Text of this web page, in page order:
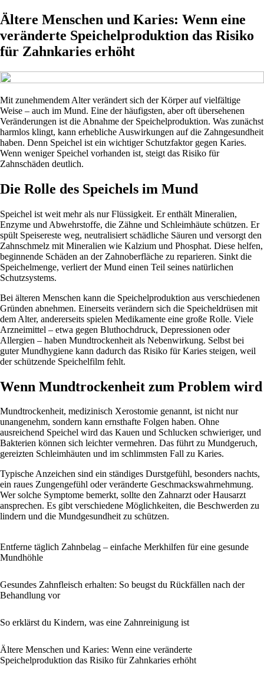
Ältere Menschen und Karies: Wenn eine
veränderte Speichelproduktion das Risiko
für Zahnkaries erhöht
Mit zunehmendem Alter verändert sich der Körper auf vielfältige
Weise – auch im Mund. Eine der häufigsten, aber oft übersehenen
Veränderungen ist die Abnahme der Speichelproduktion. Was zunächst
harmlos klingt, kann erhebliche Auswirkungen auf die Zahngesundheit
haben. Denn Speichel ist ein wichtiger Schutzfaktor gegen Karies.
Wenn weniger Speichel vorhanden ist, steigt das Risiko für
Zahnschäden deutlich.
Die Rolle des Speichels im Mund
Speichel ist weit mehr als nur Flüssigkeit. Er enthält Mineralien,
Enzyme und Abwehrstoffe, die Zähne und Schleimhäute schützen. Er
spült Speisereste weg, neutralisiert schädliche Säuren und versorgt den
Zahnschmelz mit Mineralien wie Kalzium und Phosphat. Diese helfen,
beginnende Schäden an der Zahnoberfläche zu reparieren. Sinkt die
Speichelmenge, verliert der Mund einen Teil seines natürlichen
Schutzsystems.
Bei älteren Menschen kann die Speichelproduktion aus verschiedenen
Gründen abnehmen. Einerseits verändern sich die Speicheldrüsen mit
dem Alter, andererseits spielen Medikamente eine große Rolle. Viele
Arzneimittel – etwa gegen Bluthochdruck, Depressionen oder
Allergien – haben Mundtrockenheit als Nebenwirkung. Selbst bei
guter Mundhygiene kann dadurch das Risiko für Karies steigen, weil
der schützende Speichelfilm fehlt.
Wenn Mundtrockenheit zum Problem wird
Mundtrockenheit, medizinisch Xerostomie genannt, ist nicht nur
unangenehm, sondern kann ernsthafte Folgen haben. Ohne
ausreichend Speichel wird das Kauen und Schlucken schwieriger, und
Bakterien können sich leichter vermehren. Das führt zu Mundgeruch,
gereizten Schleimhäuten und im schlimmsten Fall zu Karies.
Typische Anzeichen sind ein ständiges Durstgefühl, besonders nachts,
ein raues Zungengefühl oder veränderte Geschmackswahrnehmung.
Wer solche Symptome bemerkt, sollte den Zahnarzt oder Hausarzt
ansprechen. Es gibt verschiedene Möglichkeiten, die Beschwerden zu
lindern und die Mundgesundheit zu schützen.
Entferne täglich Zahnbelag – einfache Merkhilfen für eine gesunde
Mundhöhle
Gesundes Zahnfleisch erhalten: So beugst du Rückfällen nach der
Behandlung vor
So erklärst du Kindern, was eine Zahnreinigung ist
Ältere Menschen und Karies: Wenn eine veränderte
Speichelproduktion das Risiko für Zahnkaries erhöht